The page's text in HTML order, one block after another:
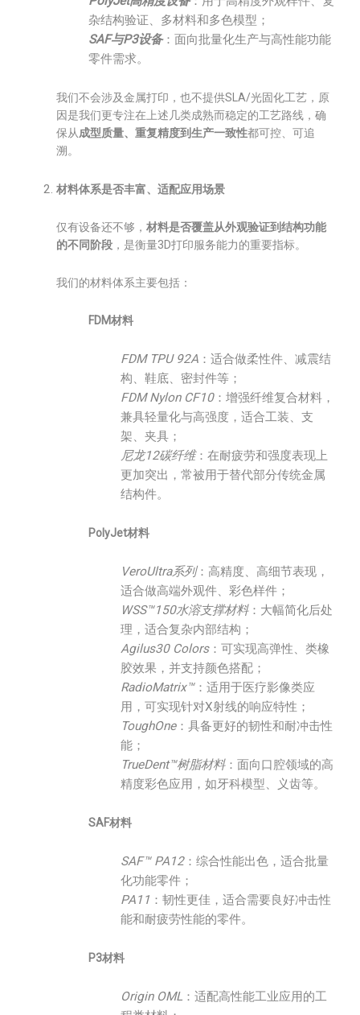
杂结构验证、多材料和多色模型；
SAF与P3设备：面向批量化生产与高性能功能
零件需求。
我们不会涉及金属打印，也不提供SLA/光固化工艺，原
因是我们更专注在上述几类成熟而稳定的工艺路线，确
保从成型质量、重复精度到生产一致性都可控、可追
溯。
材料体系是否丰富、适配应用场景
仅有设备还不够， 材料是否覆盖从外观验证到结构功能
的不同阶段 ，是衡量3D打印服务能力的重要指标。
我们的材料体系主要包括：
FDM材料
FDM TPU 92A ：适合做柔性件、减震结
构、鞋底、密封件等；
FDM Nylon CF10：增强纤维复合材料，
兼具轻量化与高强度，适合工装、支
架、夹具；
尼龙12碳纤维：在耐疲劳和强度表现上
更加突出，常被用于替代部分传统金属
结构件。
PolyJet材料
VeroUltra系列：高精度、高细节表现，
适合做高端外观件、彩色样件；
WSS™150水溶支撑材料：大幅简化后处
理，适合复杂内部结构；
Agilus30 Colors：可实现高弹性、类橡
胶效果，并支持颜色搭配；
RadioMatrix™：适用于医疗影像类应
用，可实现针对X射线的响应特性；
ToughOne：具备更好的韧性和耐冲击性
能；
TrueDent™树脂材料：面向口腔领域的高
精度彩色应用，如牙科模型、义齿等。
SAF材料
SAF™ PA12：综合性能出色，适合批量
化功能零件；
PA11 ：韧性更佳，适合需要良好冲击性
能和耐疲劳性能的零件。
P3材料
Origin OML ：适配高性能工业应用的工